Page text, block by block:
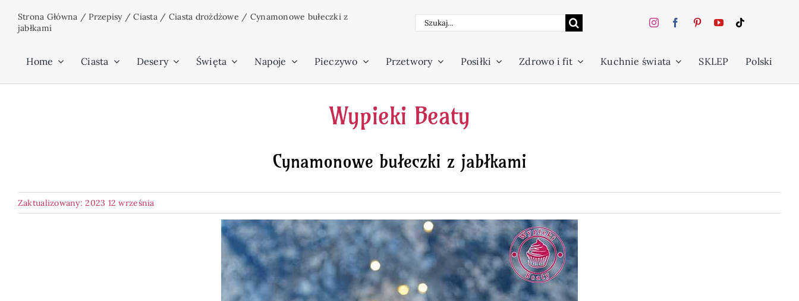
zawartości
Strona Główna /Przepisy/Ciasta/ Ciasta drożdżowe / Cynamonowe bułeczki z
jabłkami
Szukaj
Home Ciasta Desery Święta Napoje Pieczywo Przetwory Posiłki Zdrowo i fit Kuchnie świata SKLEP Polski
Wypieki Beaty
Cynamonowe bułeczki z jabłkami
Zaktualizowany: 2023 12 września